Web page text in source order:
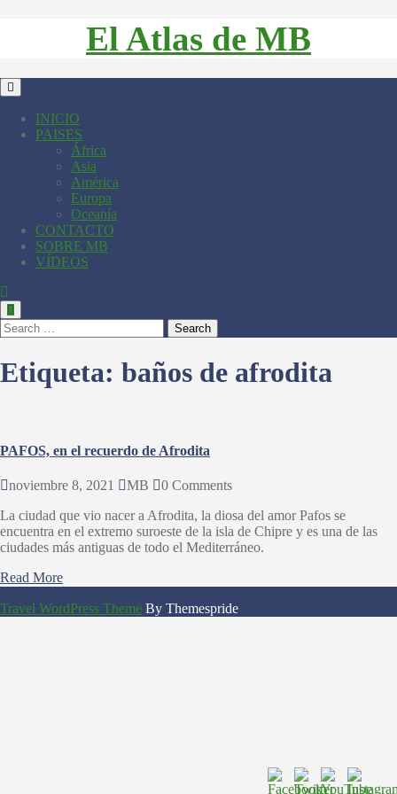
El Atlas de MB
INICIO
PAISES
África
Asia
América
Europa
Oceanía
CONTACTO
SOBRE MB
VÍDEOS
Search
Etiqueta: baños de afrodita
PAFOS, en el recuerdo de Afrodita
noviembre 8, 2021 MB
0 Comments
La ciudad que vio nacer a Afrodita, la diosa del amor Pafos se
encuentra en el extremo suroeste de la isla de Chipre y es una de las
ciudades más antiguas de todo el Mediterráneo.
Read More
Travel WordPress Theme By Themespride